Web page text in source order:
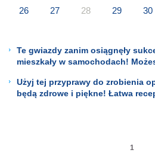
26 27 28 29 30
Te gwiazdy zanim osiągnęły
mieszkały w samochodach!
Użyj tej przyprawy do zrobienia
będą zdrowe i piękne! Łatwa
1